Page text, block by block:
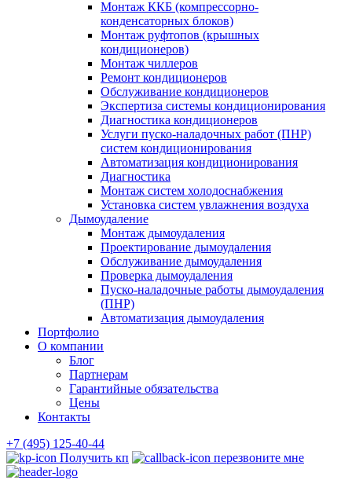
Монтаж ККБ (компрессорно-
конденсаторных блоков)
Монтаж руфтопов (крышных
кондиционеров)
Монтаж чиллеров
Ремонт кондиционеров
Обслуживание кондиционеров
Экспертиза системы кондиционирования
Диагностика кондиционеров
Услуги пуско-наладочных работ (ПНР)
систем кондиционирования
Автоматизация кондиционирования
Диагностика
Монтаж систем холодоснабжения
Установка систем увлажнения воздуха
Дымоудаление
Монтаж дымоудаления
Проектирование дымоудаления
Обслуживание дымоудаления
Проверка дымоудаления
Пуско-наладочные работы дымоудаления
(ПНР)
Автоматизация дымоудаления
Портфолио
О компании
Блог
Партнерам
Гарантийные обязательства
Цены
Контакты
+7 (495) 125-40-44
Получить кп
перезвоните мне